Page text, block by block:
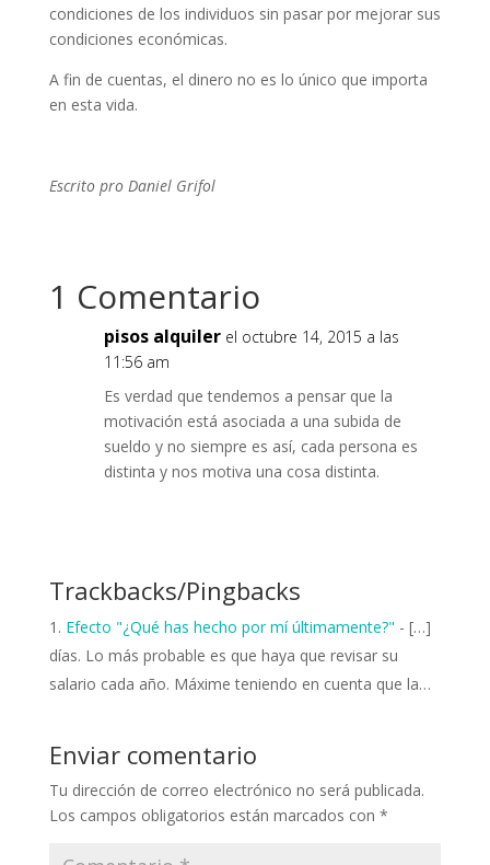
condiciones de los individuos sin pasar por mejorar sus
condiciones económicas.
A fin de cuentas, el dinero no es lo único que importa
en esta vida.
Escrito pro Daniel Grifol
1 Comentario
pisos alquiler el octubre 14, 2015 a las
11:56 am
Es verdad que tendemos a pensar que la
motivación está asociada a una subida de
sueldo y no siempre es así, cada persona es
distinta y nos motiva una cosa distinta.
Trackbacks/Pingbacks
Efecto "¿Qué has hecho por mí últimamente?" - […]
días. Lo más probable es que haya que revisar su
salario cada año. Máxime teniendo en cuenta que la…
Enviar comentario
Tu dirección de correo electrónico no será publicada.
Los campos obligatorios están marcados con *